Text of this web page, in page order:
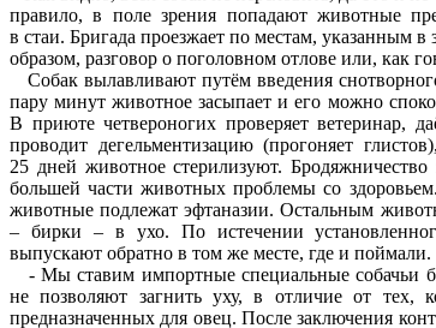
правило, в поле зрения попадают животные
в стаи. Бригада проезжает по местам, указанным
образом, разговор о поголовном отлове или, как
Собак вылавливают путём введения
пару минут животное засыпает и его можно
В приюте четвероногих проверяет ветеринар,
проводит дегельментизацию (прогоняет
25 дней животное стерилизуют.
большей части животных проблемы со
животные подлежат эфтаназии. Остальным
– бирки – в ухо. По истечении
выпускают обратно в том же месте, где и поймали.
- Мы ставим импортные специальные собачьи
не позволяют загнить уху, в отличие от тех,
предназначенных для овец. После заключения